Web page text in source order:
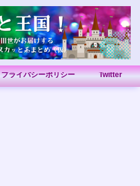
プライバシーポリシー Twitter